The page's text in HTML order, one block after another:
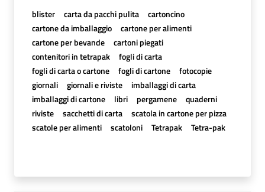
blister carta da pacchi pulita
cartoncino
cartone da imballaggio
cartone per alimenti
cartone per bevande
cartoni piegati
contenitori in tetrapak
fogli di carta
fogli di carta o cartone
fogli di cartone
fotocopie
giornali
giornali e riviste
imballaggi di carta
imballaggi di cartone
libri pergamene
quaderni
riviste
sacchetti di carta
scatola in cartone per pizza
scatole per alimenti
scatoloni Tetrapak Tetra-pak